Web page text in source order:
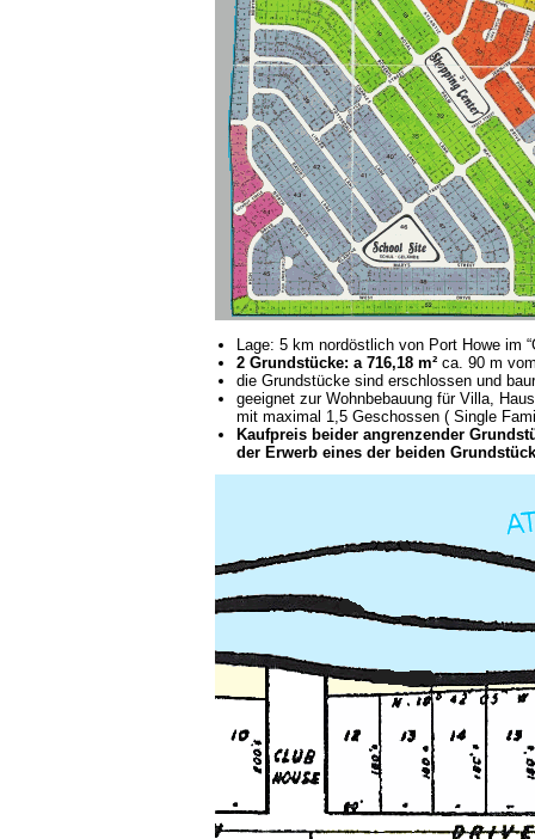
Lage: 5 km nordöstlich von Port Howe im
2 Grundstücke: a 716,18 m² ca. 90 m
die Grundstücke sind erschlossen und
geeignet zur Wohnbebauung für Villa,
mit maximal 1,5 Geschossen ( Single
Kaufpreis beider angrenzender
der Erwerb eines der beiden